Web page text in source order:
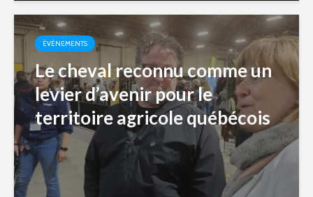
ÉVÉNEMENTS
Le cheval reconnu comme un
levier d’avenir pour le
territoire agricole québécois